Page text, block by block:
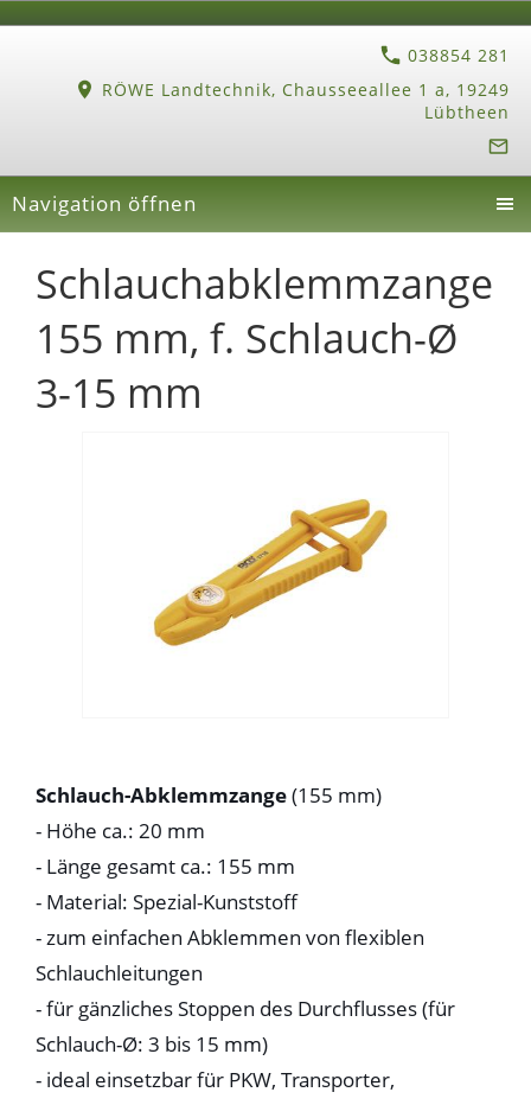
038854 281
RÖWE Landtechnik, Chausseeallee 1 a, 19249
Lübtheen
Navigation öffnen
Schlauchabklemmzange
155 mm, f. Schlauch-Ø
3-15 mm
Schlauch-Abklemmzange(155 mm)
- Höhe ca.: 20 mm
- Länge gesamt ca.: 155 mm
- Material: Spezial-Kunststoff
- zum einfachen Abklemmen von flexiblen
Schlauchleitungen
- für gänzliches Stoppen des Durchflusses (für
Schlauch-Ø: 3 bis 15 mm)
- ideal einsetzbar für PKW, Transporter,